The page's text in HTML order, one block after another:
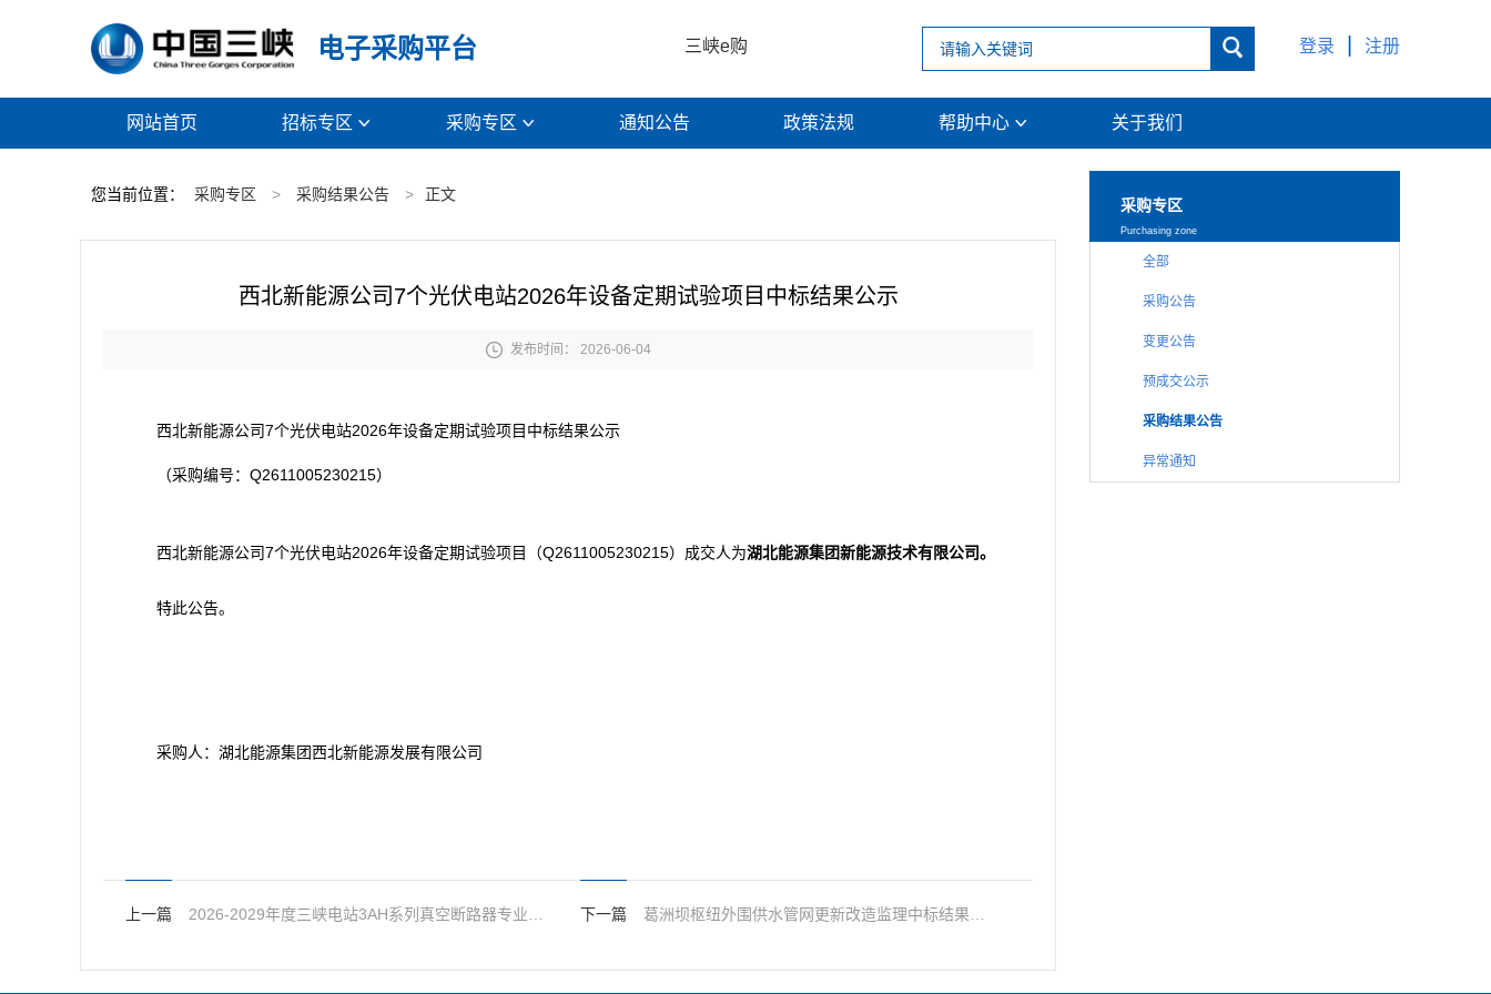
电子采购平台 三峡e购 登录 注册

网站首页 招标专区  采购专区  通知公告 政策法规 帮助中心  关于我们
您当前位置： 采购专区 > 采购结果公告 > 正文
西北新能源公司7个光伏电站2026年设备定期试验项目中标结果公示
 发布时间： 2026-06-04
西北新能源公司7个光伏电站2026年设备定期试验项目中标结果公示
（采购编号：Q2611005230215）
西北新能源公司7个光伏电站2026年设备定期试验项目（Q2611005230215）成交人为湖北能源集团新能源技术有限公司。
特此公告。
采购人：湖北能源集团西北新能源发展有限公司
上一篇 下一篇
采购专区
Purchasing zone
全部
采购公告
变更公告
预成交公示
采购结果公告
异常通知